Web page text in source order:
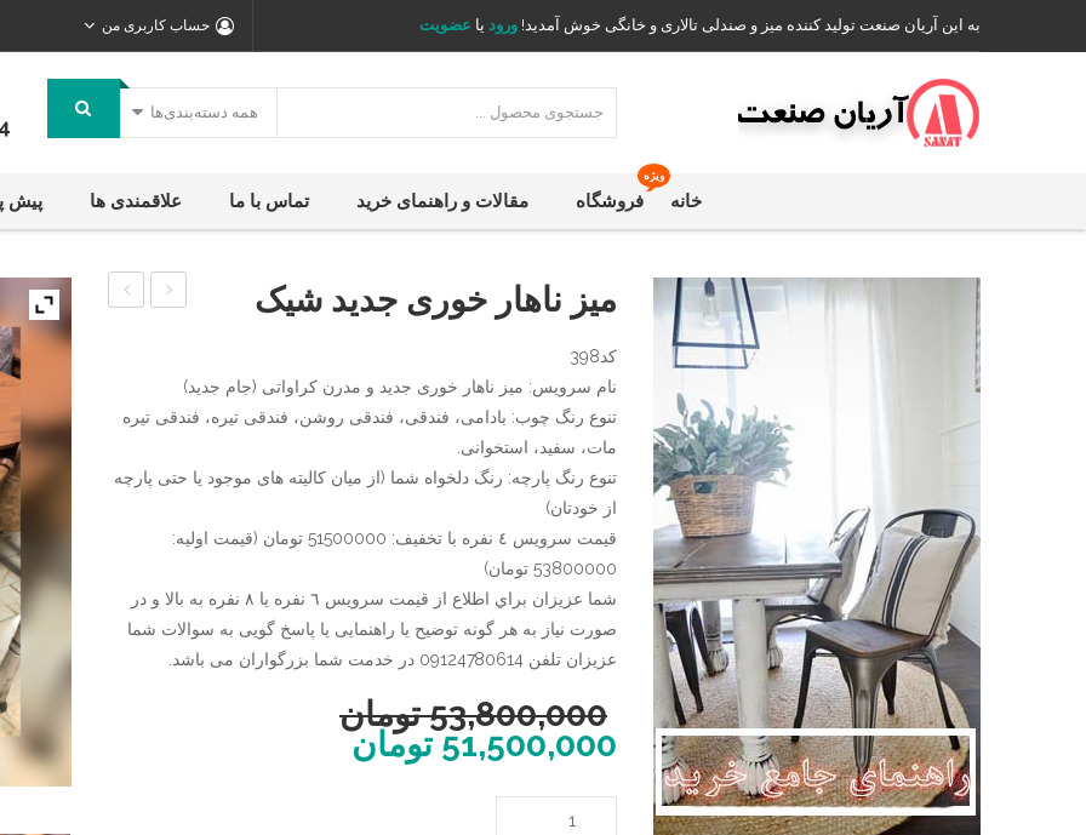
به این آریان صنعت تولید کننده میز و صندلی تالاری و خانگی خوش آمدید! ورود یا عضویت حساب کاربری من
همه دسته‌بندی‌ها
خانه فروشگاه
ویژه
مقالات و راهنمای خرید تماس با ما علاقمندی ها پیش
فلزی
البرز
معرق
آپادانا
میز ناهار خوری جدید شیک
کد398
نام سرویس: ميز ناهار خوری جدید و مدرن کراواتی (جام جدید)
تنوع رنگ چوب: بادامی، فندقی، فندقی روشن، فندقی تیره، فندقی تیره
مات، سفید، استخوانی.
تنوع رنگ پارچه: رنگ دلخواه شما (از میان کالیته های موجود یا حتی پارچه
از خودتان)
قیمت سرویس ٤ نفره با تخفیف: 51500000 تومان (قیمت اولیه:
53800000 تومان)
شما عزيزان براي اطلاع از قيمت سرويس ٦ نفره يا ٨ نفره به بالا و در
صورت نیاز به هر گونه توضیح یا راهنمایی یا پاسخ گویی به سوالات شما
عزیزان تلفن 09124780614 در خدمت شما بزرگواران می باشد.
53,800,000 تومان
51,500,000 تومان